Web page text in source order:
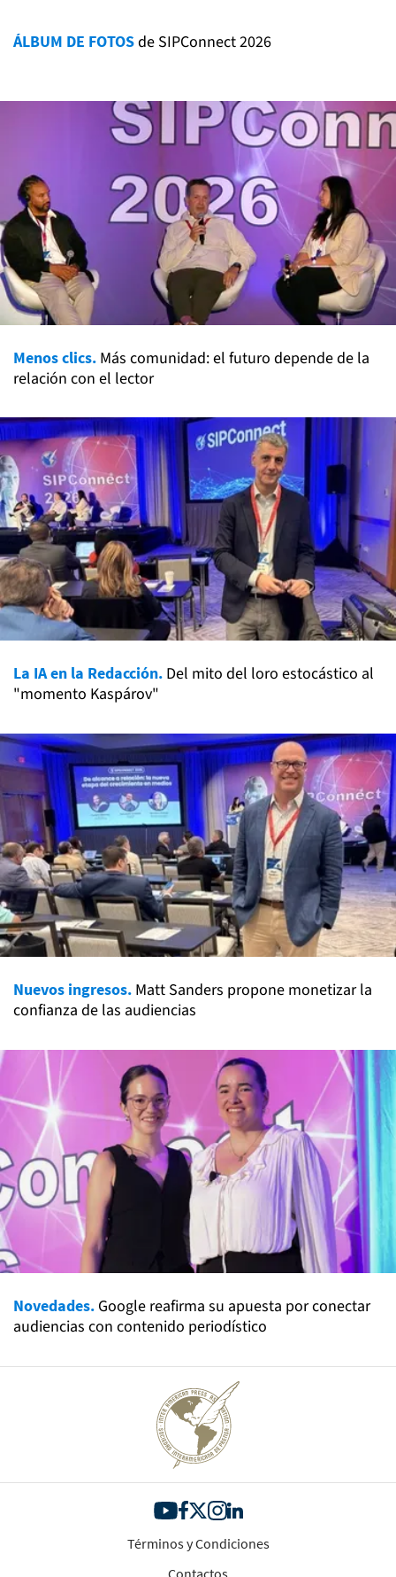
ÁLBUM DE FOTOSde SIPConnect 2026
Menos clics. Más comunidad: el futuro depende de la
relación con el lector
La IA en la Redacción. Del mito del loro estocástico al
"momento Kaspárov"
Nuevos ingresos. Matt Sanders propone monetizar la
confianza de las audiencias
Novedades. Google reafirma su apuesta por conectar
audiencias con contenido periodístico
Términos y Condiciones
Contactos